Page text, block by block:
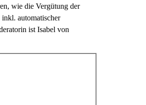
wie die Vergütung der
automatischer
ist Isabel von